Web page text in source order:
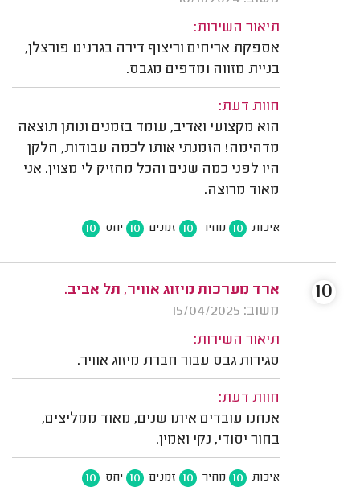
תיאור השירות:
אספקת אריחים וריצוף דירה בגרניט פורצלן,
בניית מזווה ומדפים מגבס.
חוות דעת:
הוא מקצועי ואדיב, עומד בזמנים ונותן תוצאה
מדהימה! הזמנתי אותו לכמה עבודות, חלקן
היו לפני כמה שנים והכל מחזיק לי מצוין. אני
מאוד מרוצה.
איכות 10 מחיר 10 זמנים 10 יחס 10
ארד מערכות מיזוג אוויר, תל אביב.
משוב: 15/04/2025
תיאור השירות:
סגירות גבס עבור חברת מיזוג אוויר.
חוות דעת:
אנחנו עובדים איתו שנים, מאוד ממליצים,
בחור יסודי, נקי ואמין.
איכות 10 מחיר 10 זמנים 10 יחס 10
10